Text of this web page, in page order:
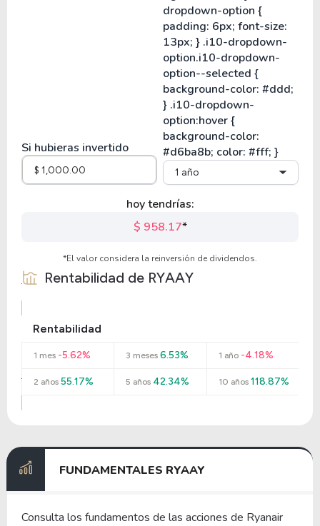
Si hubieras invertido
1 año
hoy tendrías:
$ 958.17*
*El valor considera la reinversión de dividendos.
Rentabilidad de RYAAY
Rentabilidad
1 mes -5.62% 3 meses 6.53% 1 año-4.18%
2 años 55.17% 5 años 42.34% 10 años118.87%
FUNDAMENTALES RYAAY
Consulta los fundamentos de las acciones de Ryanair